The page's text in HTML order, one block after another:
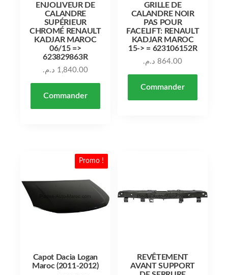
ENJOLIVEUR DE
CALANDRE
SUPÉRIEUR
CHROMÉ RENAULT
KADJAR MAROC
06/15 =>
623829863R
1,840.00 د.م.
Commander
GRILLE DE
CALANDRE NOIR
PAS POUR
FACELIFT: RENAULT
KADJAR MAROC
15-> = 623106152R
864.00 د.م.
Commander
Promo !
Capot Dacia Logan
Maroc (2011-2012)
REVÊTEMENT
AVANT SUPPORT